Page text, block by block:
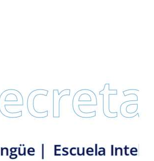
Escuela
Bilingüe |